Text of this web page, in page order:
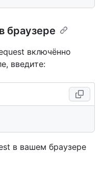
браузере
включённо
введите:
в вашем браузере